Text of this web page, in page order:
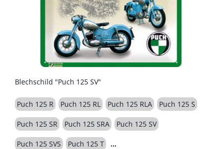
Blechschild "Puch 125 SV"
Puch 125 R Puch 125 RL Puch 125 RLA Puch 125 S
Puch 125 SR Puch 125 SRA Puch 125 SV
Puch 125 SVS Puch 125 T